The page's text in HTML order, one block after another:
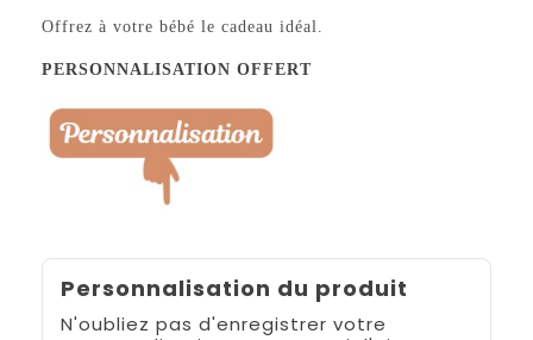
Offrez à votre bébé le cadeau idéal.
PERSONNALISATION OFFERT
Personnalisation du produit
N'oubliez pas d'enregistrer votre